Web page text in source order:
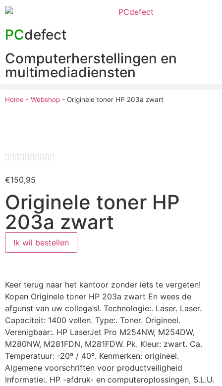
PCdefect
Computerherstellingen en
multimediadiensten
Home - Webshop - Originele toner HP 203a zwart
         
€150,95
Originele toner HP
203a zwart
Ik wil bestellen
Keer terug naar het kantoor zonder iets te vergeten!
Kopen Originele toner HP 203a zwart En wees de
afgunst van uw collega’s!. Technologie:. Laser. Laser.
Capaciteit: 1400 vellen. Type:. Toner. Origineel.
Verenigbaar:. HP LaserJet Pro M254NW, M254DW,
M280NW, M281FDN, M281FDW. Pk. Kleur: zwart. Ca.
Temperatuur: -20º / 40º. Kenmerken: origineel.
Algemene voorschriften voor productveiligheid
Informatie:. HP -afdruk- en computeroplossingen, S.L.U.